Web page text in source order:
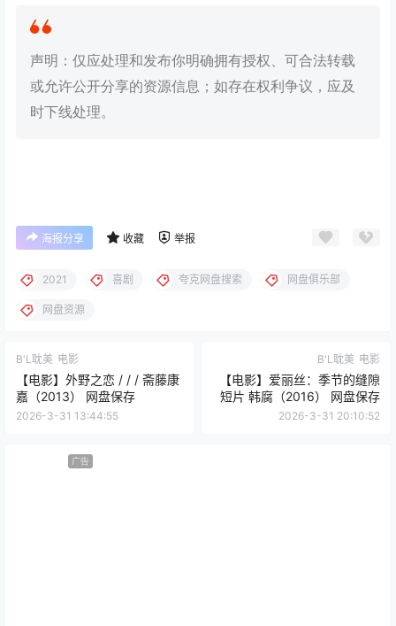
声明：仅应处理和发布你明确拥有授权、可合法转载
或允许公开分享的资源信息；如存在权利争议，应及
时下线处理。
海报分享 收藏 举报
2021 喜剧 夸克网盘搜索 网盘俱乐部
网盘资源
B'L耽美 电影
【电影】外野之恋 / / / 斋藤康
嘉（2013） 网盘保存
2026-3-31 13:44:55
B'L耽美 电影
【电影】爱丽丝：季节的缝隙
短片 韩腐（2016） 网盘保存
2026-3-31 20:10:52
广告